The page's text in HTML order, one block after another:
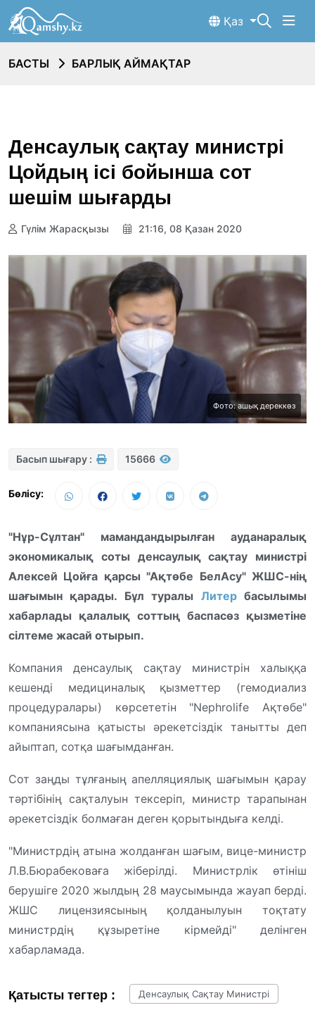
Қаз
БАСТЫ БАРЛЫҚ АЙМАҚТАР
Денсаулық сақтау министрі
Цойдың ісі бойынша сот
шешім шығарды
Гүлім Жарасқызы 21:16, 08 Қазан 2020
Фото: ашық дереккөз
Басып шығару : 15666
Бөлісу:
"Нұр-Сұлтан" мамандандырылған ауданаралық
экономикалық соты денсаулық сақтау министрі
Алексей Цойға қарсы "Ақтөбе БелАсу" ЖШС-нің
шағымын қарады. Бұл туралы Литербасылымы
хабарлады қалалық соттың баспасөз қызметіне
сілтеме жасай отырып.
Компания денсаулық сақтау министрін халыққа
кешенді медициналық қызметтер (гемодиализ
процедуралары) көрсететін "Nephrolife Ақтөбе"
компаниясына қатысты әрекетсіздік танытты деп
айыптап, сотқа шағымданған.
Сот заңды тұлғаның апелляциялық шағымын қарау
тәртібінің сақталуын тексеріп, министр тарапынан
әрекетсіздік болмаған деген қорытындыға келді.
"Министрдің атына жолданған шағым, вице-министр
Л.В.Бюрабековаға жіберілді. Министрлік өтініш
берушіге 2020 жылдың 28 маусымында жауап берді.
ЖШС лицензиясының қолданылуын тоқтату
министрдің құзыретіне кірмейді" делінген
хабарламада.
Қатысты тегтер : Денсаулық Сақтау Министрі